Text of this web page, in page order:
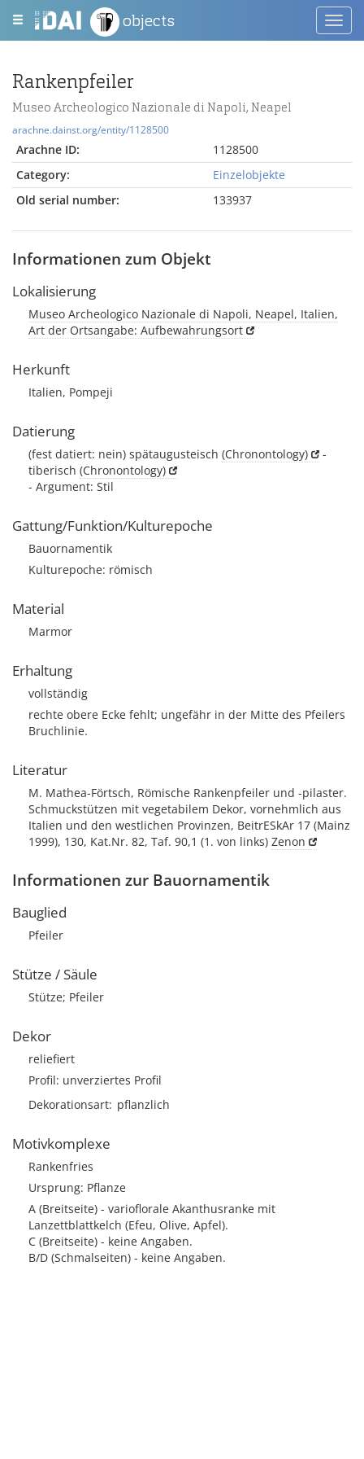
objects
Rankenpfeiler
Museo Archeologico Nazionale di Napoli, Neapel
arachne.dainst.org/entity/1128500
Arachne ID:
1128500
Category:
Einzelobjekte
Old serial number:
133937
Informationen zum Objekt
Lokalisierung
Museo Archeologico Nazionale di Napoli, Neapel, Italien,
Art der Ortsangabe: Aufbewahrungsort
Herkunft
Italien, Pompeji
Datierung
(fest datiert: nein) spätaugusteisch (Chronontology)
-
tiberisch (Chronontology)
- Argument: Stil
Gattung/Funktion/Kulturepoche
Bauornamentik
Kulturepoche: römisch
Material
Marmor
Erhaltung
vollständig
rechte obere Ecke fehlt; ungefähr in der Mitte des Pfeilers
Bruchlinie.
Literatur
M. Mathea-Förtsch, Römische Rankenpfeiler und -pilaster.
Schmuckstützen mit vegetabilem Dekor, vornehmlich aus
Italien und den westlichen Provinzen, BeitrESkAr 17 (Mainz
1999), 130, Kat.Nr. 82, Taf. 90,1 (1. von links) Zenon
Informationen zur Bauornamentik
Bauglied
Pfeiler
Stütze / Säule
Stütze; Pfeiler
Dekor
reliefiert
Profil: unverziertes Profil
Dekorationsart pflanzlich
Motivkomplexe
Rankenfries
Ursprung: Pflanze
A (Breitseite) - varioflorale Akanthusranke mit
Lanzettblattkelch (Efeu, Olive, Apfel).
C (Breitseite) - keine Angaben.
B/D (Schmalseiten) - keine Angaben.